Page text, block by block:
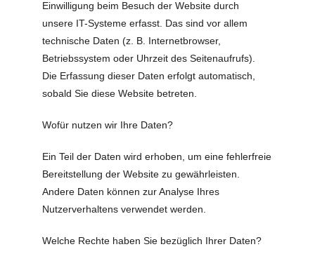
Einwilligung beim Besuch der Website durch
unsere IT-Systeme erfasst. Das sind vor allem
technische Daten (z. B. Internetbrowser,
Betriebssystem oder Uhrzeit des Seitenaufrufs).
Die Erfassung dieser Daten erfolgt automatisch,
sobald Sie diese Website betreten.
Wofür nutzen wir Ihre Daten?
Ein Teil der Daten wird erhoben, um eine fehlerfreie
Bereitstellung der Website zu gewährleisten.
Andere Daten können zur Analyse Ihres
Nutzerverhaltens verwendet werden.
Welche Rechte haben Sie bezüglich Ihrer Daten?